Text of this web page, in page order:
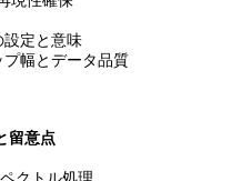
定と意味
幅とデータ品質
留意点